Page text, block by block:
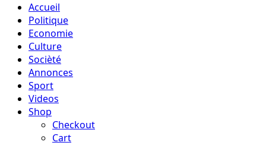
Accueil
Politique
Economie
Culture
Socièté
Annonces
Sport
Videos
Shop
Checkout
Cart